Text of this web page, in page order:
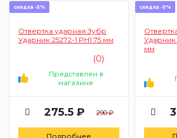
скидка -5%
Отвертка ударная Зубр
Ударник 25272-1 PH1 75 мм
(0)
Представлен в
магазине
275.5 ₽ 290 ₽
Подробнее
скидка -5%
Ударник
мм